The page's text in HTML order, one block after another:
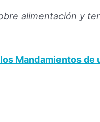
alimentación y
Mandamientos